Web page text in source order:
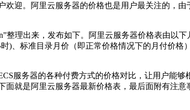
迎。阿里云服务器的价格也是用户最关注的，
整理出来，发布如下。阿里云服务器价格表由以
)、标准目录月价（即正常价格情况下的月付价
服务器的各种付费方式的价格对比，让用户能
就是阿里云服务器最新价格表，最后面附有注意